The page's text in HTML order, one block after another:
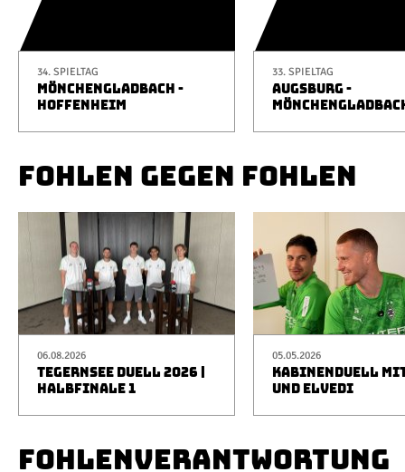
34. SPIELTAG
MÖNCHENGLADBACH -
HOFFENHEIM
33. SPIELTAG
AUGSBURG -
FOHLEN GEGEN FOHLEN
06.08.2026
TEGERNSEE DUELL 2026 |
HALBFINALE 1
05.05.2026
KABINENDUELL
UND ELVEDI
FOHLENVERANTWORTUNG